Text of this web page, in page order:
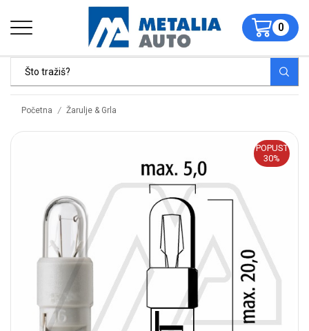
0
Početna / Žarulje & Grla
POPUST
30%